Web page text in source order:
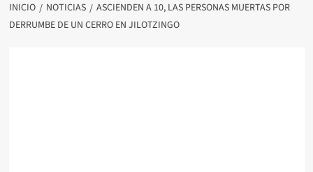
INICIO NOTICIAS
ASCIENDEN A 10, LAS PERSONAS MUERTAS POR
DERRUMBE DE UN CERRO EN JILOTZINGO